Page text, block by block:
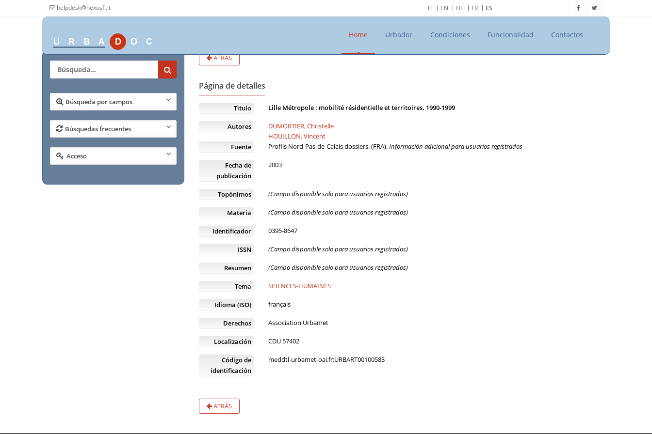
helpdesk@nexusfi.it IT EN DE FR ES
Home Urbadoc Condiciones Funcionalidad Contactos
Búsqueda por campos
Búsquedas frecuentes
Acceso
ATRÁS
Página de detalles
Tìtulo Lille Métropole : mobilité résidentielle et territoires. 1990-1999
Autores
DUMORTIER, Christelle
HOUILLON, Vincent
Fuente
Profils Nord-Pas-de-Calais dossiers. (FRA).Información adicional para usuarios registrados
Fecha de
publicación
2003
Topónimos (Campo disponible solo para usuarios registrados)
Materia (Campo disponible solo para usuarios registrados)
Identificador 0395-8647
ISSN (Campo disponible solo para usuarios registrados)
Resumen (Campo disponible solo para usuarios registrados)
Tema SCIENCES-HUMAINES
Idioma (ISO) français
Derechos Association Urbamet
Localización CDU 57402
Código de
identificación
meddtl-urbamet-oai.fr:URBART00100583
ATRÁS